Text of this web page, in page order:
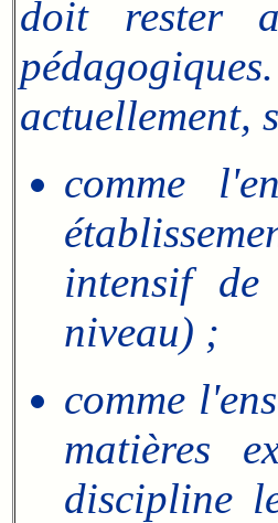
doit rester
actuellement,
comme
intensif
niveau) ;
comme
matières
discipline